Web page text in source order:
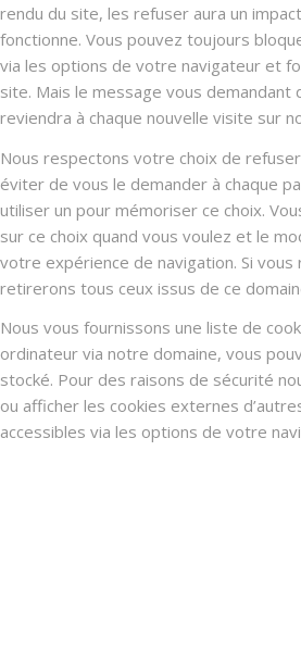
rendu du site, les refuser aura un
fonctionne. Vous pouvez toujours
via les options de votre navigateur et
site. Mais le message vous
reviendra à chaque nouvelle visite sur
Nous respectons votre choix de
éviter de vous le demander à chaque
utiliser un pour mémoriser ce choix.
sur ce choix quand vous voulez et le
votre expérience de navigation. Si vous
retirerons tous ceux issus de ce
Nous vous fournissons une liste de
ordinateur via notre domaine, vous
stocké. Pour des raisons de sécurité
ou afficher les cookies externes
accessibles via les options de votre